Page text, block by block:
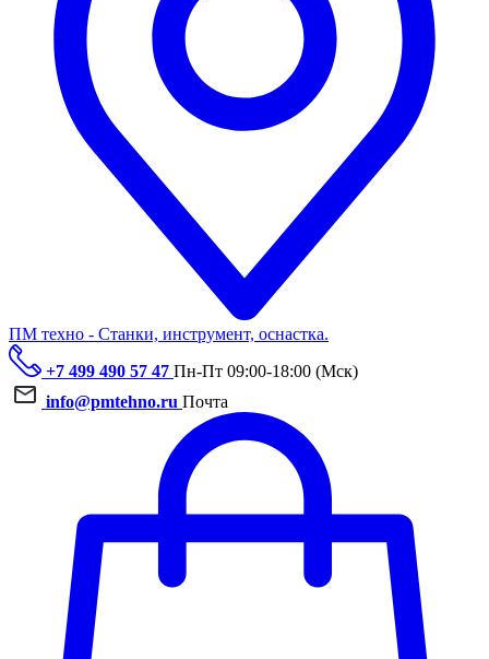
ПМ техно - Станки, инструмент, оснастка.
+7 499 490 57 47 Пн-Пт 09:00-18:00 (Мск)
info@pmtehno.ru Почта